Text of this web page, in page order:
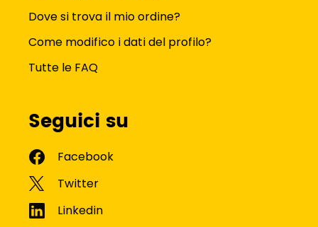
Dove si trova il mio ordine?
Come modifico i dati del profilo?
Tutte le FAQ
Seguici su